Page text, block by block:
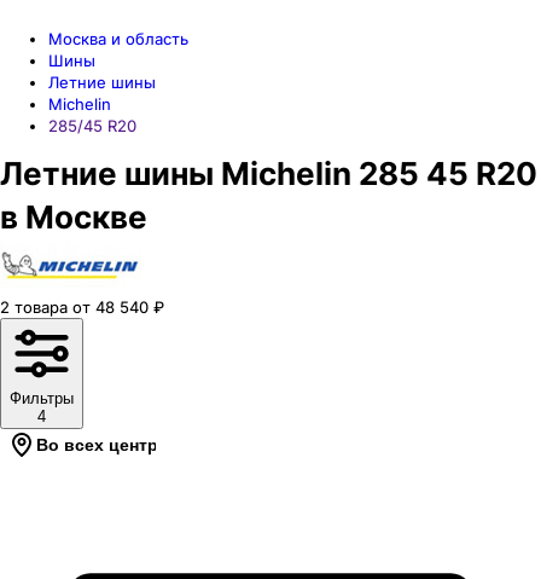
Москва и область
Шины
Летние шины
Michelin
285/45 R20
Летние шины Michelin 285 45 R20
в Москве
2 товара от 48 540 ₽
Фильтры
4
Во всех центрах